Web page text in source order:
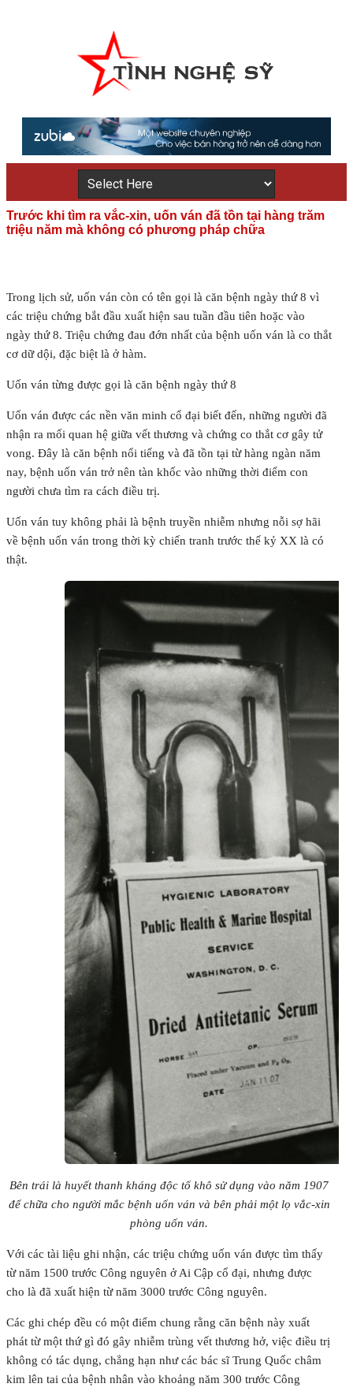
Trước khi tìm ra vắc-xin, uốn ván đã tồn tại hàng trăm
triệu năm mà không có phương pháp chữa
Trong lịch sử, uốn ván còn có tên gọi là căn bệnh ngày thứ 8 vì
các triệu chứng bắt đầu xuất hiện sau tuần đầu tiên hoặc vào
ngày thứ 8. Triệu chứng đau đớn nhất của bệnh uốn ván là co thắt
cơ dữ dội, đặc biệt là ở hàm.
Uốn ván từng được gọi là căn bệnh ngày thứ 8
Uốn ván được các nền văn minh cổ đại biết đến, những người đã
nhận ra mối quan hệ giữa vết thương và chứng co thắt cơ gây tử
vong. Đây là căn bệnh nổi tiếng và đã tồn tại từ hàng ngàn năm
nay, bệnh uốn ván trở nên tàn khốc vào những thời điểm con
người chưa tìm ra cách điều trị.
Uốn ván tuy không phải là bệnh truyền nhiễm nhưng nỗi sợ hãi
về bệnh uốn ván trong thời kỳ chiến tranh trước thế kỷ XX là có
thật.
Bên trái là huyết thanh kháng độc tố khô sử dụng vào năm 1907
để chữa cho người mắc bệnh uốn ván và bên phải một lọ vắc-xin
phòng uốn ván.
Với các tài liệu ghi nhận, các triệu chứng uốn ván được tìm thấy
từ năm 1500 trước Công nguyên ở Ai Cập cổ đại, nhưng được
cho là đã xuất hiện từ năm 3000 trước Công nguyên.
Các ghi chép đều có một điểm chung rằng căn bệnh này xuất
phát từ một thứ gì đó gây nhiễm trùng vết thương hở, việc điều trị
không có tác dụng, chẳng hạn như các bác sĩ Trung Quốc châm
kim lên tai của bệnh nhân vào khoảng năm 300 trước Công